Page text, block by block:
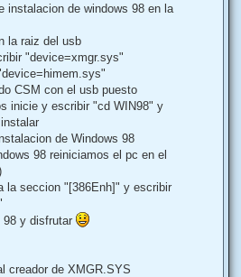
instalacion de windows 98 en la
la raiz del usb
"device=xmgr.sys"
CSM con el usb puesto
inicie y escribir "cd WIN98" y
de Windows 98
98 reiniciamos el pc en el
la seccion "[386Enh]" y escribir
98 y disfrutar
creador de XMGR.SYS